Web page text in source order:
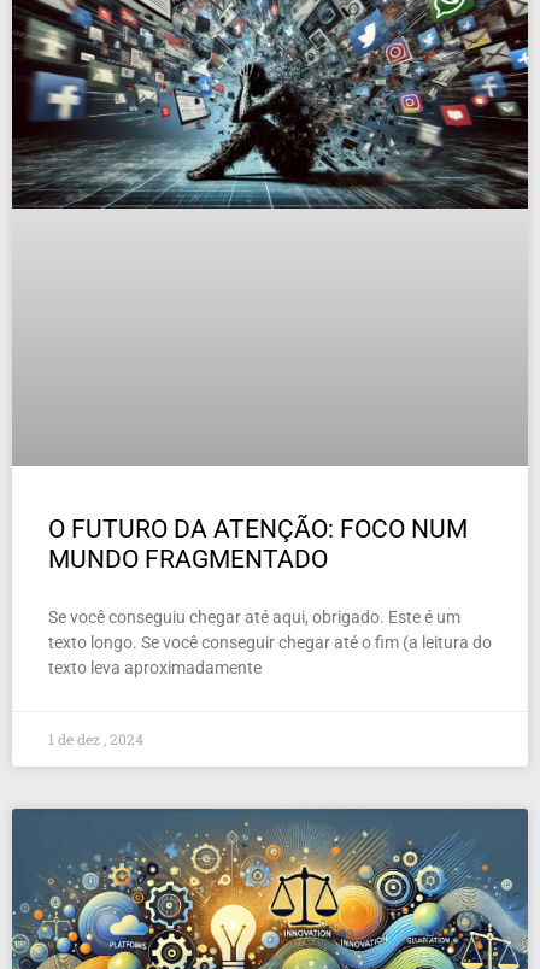
O FUTURO DA ATENÇÃO: FOCO NUM
MUNDO FRAGMENTADO
Se você conseguiu chegar até aqui, obrigado. Este é um
texto longo. Se você conseguir chegar até o fim (a leitura do
texto leva aproximadamente
1 de dez , 2024